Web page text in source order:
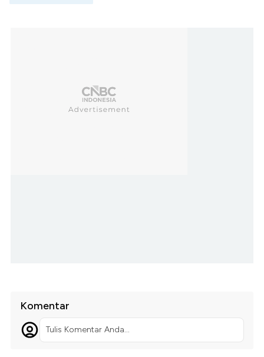
Komentar
Tulis Komentar Anda...